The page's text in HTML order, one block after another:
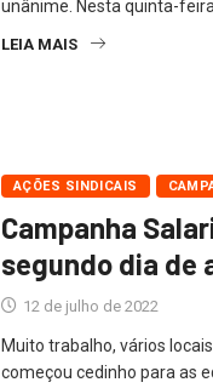
unânime. Nesta quinta-
LEIA MAIS
AÇÕES SINDICAIS
Campanha
segundo dia de
12 de julho de 2022
Muito trabalho, vários
começou cedinho para as